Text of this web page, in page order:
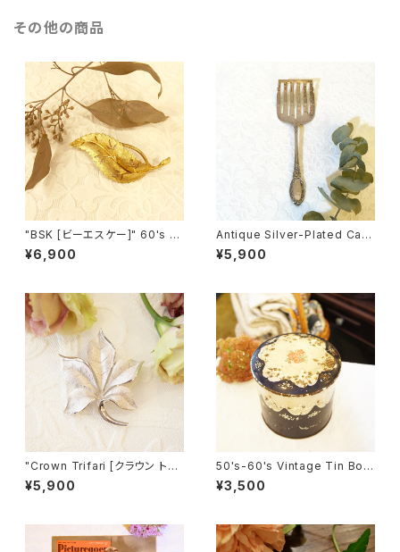
その他の商品
"BSK [ビーエスケー]" 60's カ
ットワーク葉っぱモチーフ ヴィン
¥6,900
Antique Silver-Plated Cak
¥5,900
"Crown Trifari [クラウン トリ
ファリ]" 50-60's 葉モチーフ
¥5,900
50's-60's Vintage Tin Box
[OV-10]
¥3,500